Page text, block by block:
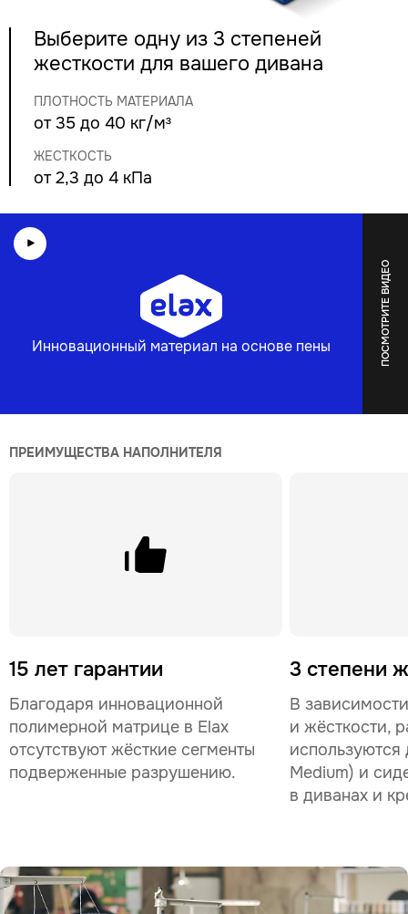
Выберите одну из 3 степеней
жесткости для вашего дивана
ПЛОТНОСТЬ МАТЕРИАЛА
от 35 до 40 кг/м³
ЖЕСТКОСТЬ
от 2,3 до 4 кПа
Инновационный материал на основе пены ПОСМОТРИТЕ ВИДЕО
ПРЕИМУЩЕСТВА НАПОЛНИТЕЛЯ
15 лет гарантии
Благодаря инновационной
полимерной матрице в Elax
отсутствуют жёсткие сегменты
подверженные разрушению.
3 степени
В
и жёсткости,
Medium) и
в диванах и